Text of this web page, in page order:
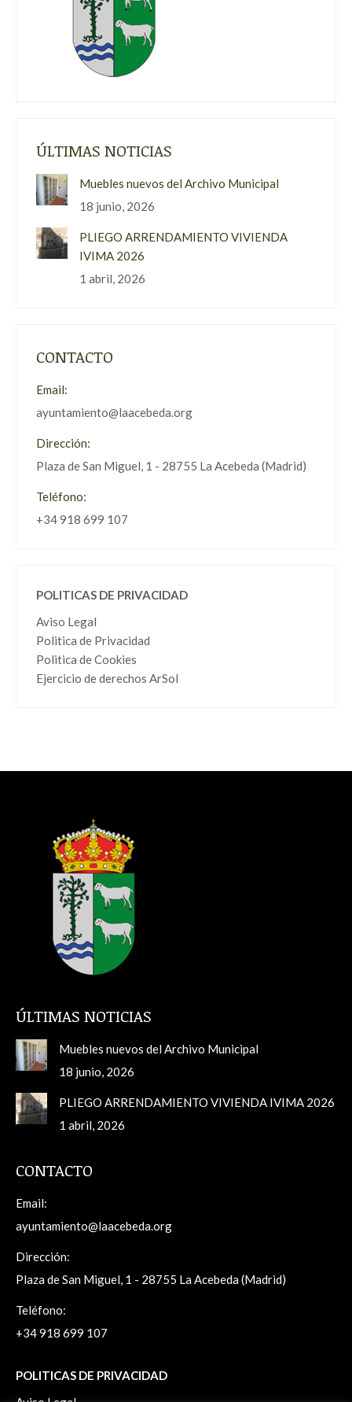
ÚLTIMAS NOTICIAS
Muebles nuevos del Archivo Municipal
18 junio, 2026
PLIEGO ARRENDAMIENTO VIVIENDA
IVIMA 2026
1 abril, 2026
CONTACTO
Email:
ayuntamiento@laacebeda.org
Dirección:
Plaza de San Miguel, 1 - 28755 La Acebeda (Madrid)
Teléfono:
+34 918 699 107
POLITICAS DE PRIVACIDAD
Aviso Legal
Politica de Privacidad
Politica de Cookies
Ejercicio de derechos ArSol
ÚLTIMAS NOTICIAS
Muebles nuevos del Archivo Municipal
18 junio, 2026
PLIEGO ARRENDAMIENTO VIVIENDA IVIMA 2026
1 abril, 2026
CONTACTO
Email:
ayuntamiento@laacebeda.org
Dirección:
Plaza de San Miguel, 1 - 28755 La Acebeda (Madrid)
Teléfono:
+34 918 699 107
POLITICAS DE PRIVACIDAD